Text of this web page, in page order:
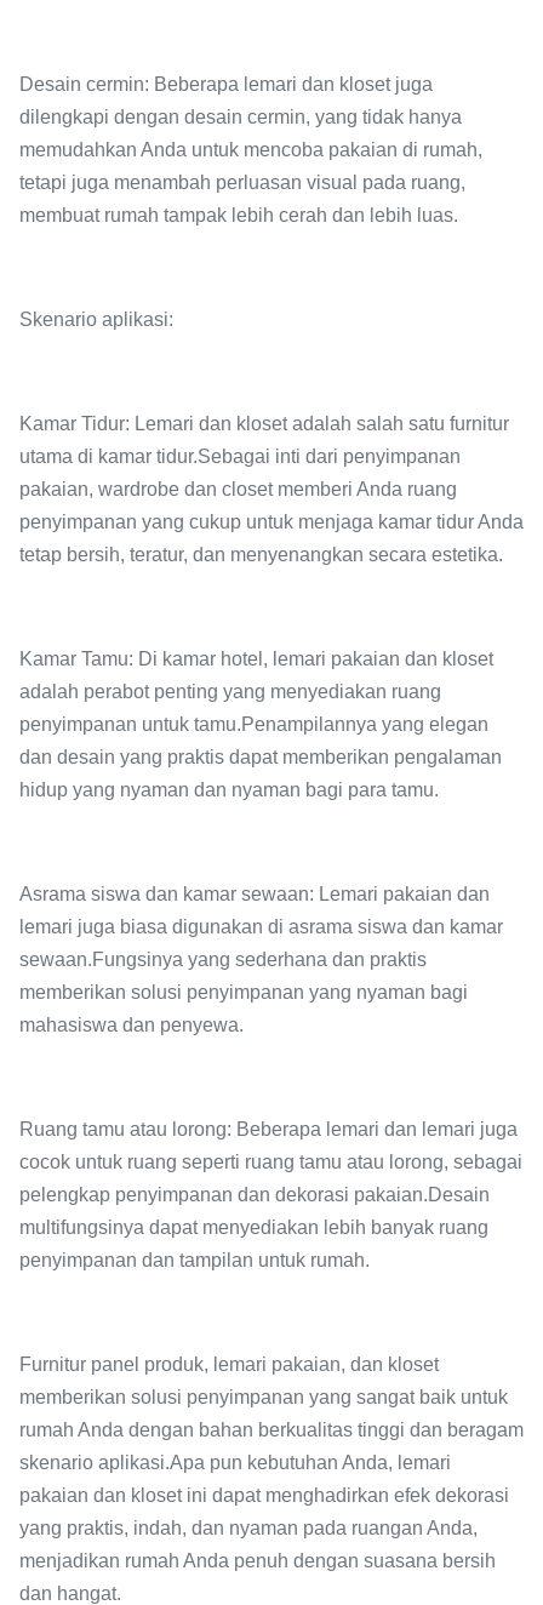
Desain cermin: Beberapa lemari dan kloset juga
dilengkapi dengan desain cermin, yang tidak hanya
memudahkan Anda untuk mencoba pakaian di rumah,
tetapi juga menambah perluasan visual pada ruang,
membuat rumah tampak lebih cerah dan lebih luas.
Skenario aplikasi:
Kamar Tidur: Lemari dan kloset adalah salah satu furnitur
utama di kamar tidur.Sebagai inti dari penyimpanan
pakaian, wardrobe dan closet memberi Anda ruang
penyimpanan yang cukup untuk menjaga kamar tidur Anda
tetap bersih, teratur, dan menyenangkan secara estetika.
Kamar Tamu: Di kamar hotel, lemari pakaian dan kloset
adalah perabot penting yang menyediakan ruang
penyimpanan untuk tamu.Penampilannya yang elegan
dan desain yang praktis dapat memberikan pengalaman
hidup yang nyaman dan nyaman bagi para tamu.
Asrama siswa dan kamar sewaan: Lemari pakaian dan
lemari juga biasa digunakan di asrama siswa dan kamar
sewaan.Fungsinya yang sederhana dan praktis
memberikan solusi penyimpanan yang nyaman bagi
mahasiswa dan penyewa.
Ruang tamu atau lorong: Beberapa lemari dan lemari juga
cocok untuk ruang seperti ruang tamu atau lorong, sebagai
pelengkap penyimpanan dan dekorasi pakaian.Desain
multifungsinya dapat menyediakan lebih banyak ruang
penyimpanan dan tampilan untuk rumah.
Furnitur panel produk, lemari pakaian, dan kloset
memberikan solusi penyimpanan yang sangat baik untuk
rumah Anda dengan bahan berkualitas tinggi dan beragam
skenario aplikasi.Apa pun kebutuhan Anda, lemari
pakaian dan kloset ini dapat menghadirkan efek dekorasi
yang praktis, indah, dan nyaman pada ruangan Anda,
menjadikan rumah Anda penuh dengan suasana bersih
dan hangat.